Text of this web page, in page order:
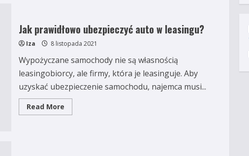
ubezpieczenie
samochodu
gradu
burzy?
Jak prawidłowo ubezpieczyć auto w leasingu?
Iza 8 listopada 2021
Wypożyczane samochody nie są własnością
leasingobiorcy, ale firmy, która je leasinguje. Aby
uzyskać ubezpieczenie samochodu, najemca musi...
Read MoreRead
more